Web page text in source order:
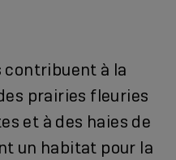
contribuent à la
prairies fleuries
et à des haies de
un habitat pour la